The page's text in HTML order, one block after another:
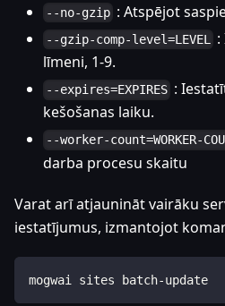
--no-gzip : Atspējot
--gzip-comp-level=LEVEL
līmeni, 1-9.
--expires=EXPIRES :
kešošanas laiku.
--worker-count=WORKER-
darba procesu skaitu
Varat arī atjaunināt vairāku
iestatījumus, izmantojot
mogwai sites batch-update